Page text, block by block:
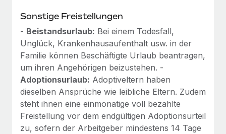
Sonstige Freistellungen
- Beistandsurlaub: Bei einem Todesfall,
Unglück, Krankenhausaufenthalt usw. in der
Familie können Beschäftigte Urlaub beantragen,
um ihren Angehörigen beizustehen. -
Adoptionsurlaub: Adoptiveltern haben
dieselben Ansprüche wie leibliche Eltern. Zudem
steht ihnen eine einmonatige voll bezahlte
Freistellung vor dem endgültigen Adoptionsurteil
zu, sofern der Arbeitgeber mindestens 14 Tage